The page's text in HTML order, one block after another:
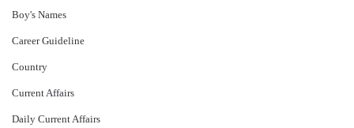
Boy's Names
Career Guideline
Country
Current Affairs
Daily Current Affairs